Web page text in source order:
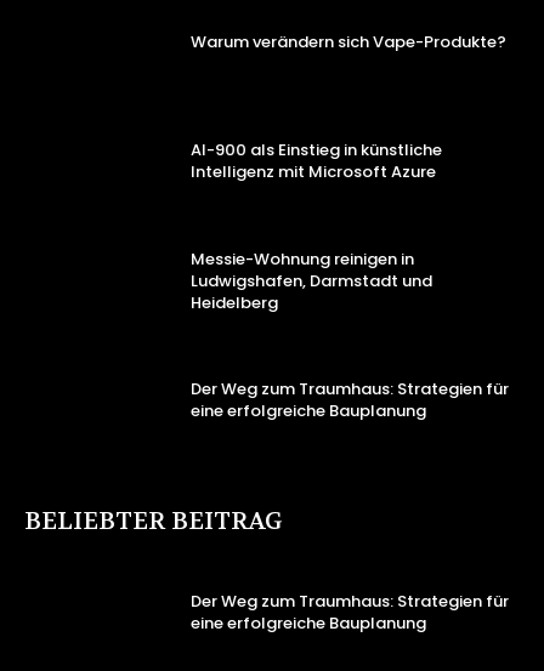
Warum verändern sich Vape-Produkte?
AI-900 als Einstieg in künstliche
Intelligenz mit Microsoft Azure
Messie-Wohnung reinigen in
Ludwigshafen, Darmstadt und
Heidelberg
Der Weg zum Traumhaus: Strategien für
eine erfolgreiche Bauplanung
BELIEBTER BEITRAG
Der Weg zum Traumhaus: Strategien für
eine erfolgreiche Bauplanung